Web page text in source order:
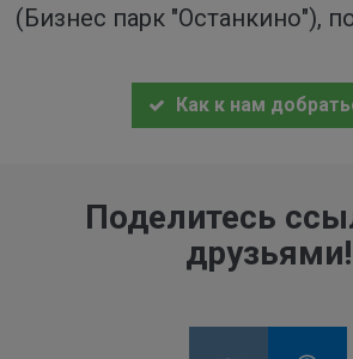
(Бизнес парк "Останкино"),
Как к нам
Поделитесь
друзьями!